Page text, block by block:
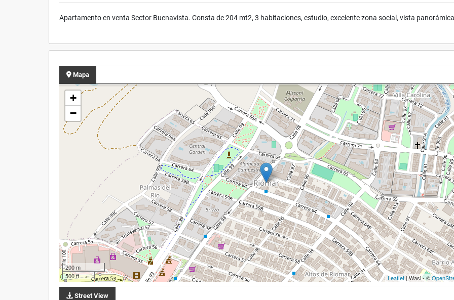
Apartamento en venta Sector Buenavista. Consta de 204 mt2, 3 habitaciones, estudio, excelente zona social, vista
Mapa
+
−
200 m
500 ft
Leaflet| Wasi - ©
Street View